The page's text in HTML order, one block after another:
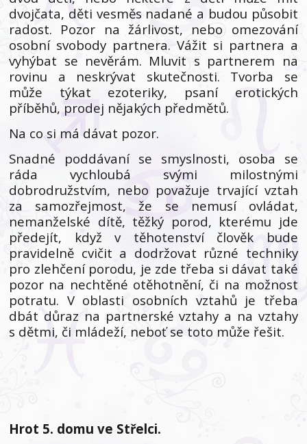
dvojčata, děti vesměs nadané a budou působit
radost. Pozor na žárlivost, nebo omezování
osobní svobody partnera. Vážit si partnera a
vyhýbat se nevěrám. Mluvit s partnerem na
rovinu a neskrývat skutečnosti. Tvorba se
může týkat ezoteriky, psaní erotických
příběhů, prodej nějakých předmětů.
Na co si má dávat pozor.
Snadné poddávaní se smyslnosti, osoba se
ráda vychloubá svými milostnými
dobrodružstvím, nebo považuje trvající vztah
za samozřejmost, že se nemusí ovládat,
nemanželské dítě, těžký porod, kterému jde
předejít, když v těhotenství člověk bude
pravidelně cvičit a dodržovat různé techniky
pro zlehčení porodu, je zde třeba si dávat také
pozor na nechtěné otěhotnění, či na možnost
potratu. V oblasti osobních vztahů je třeba
dbát důraz na partnerské vztahy a na vztahy
s dětmi, či mládeží, neboť se toto může řešit.
Hrot 5. domu ve Střelci.